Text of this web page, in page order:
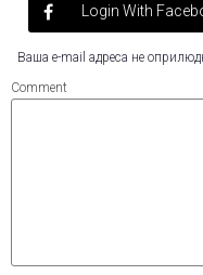
Login With
Ваша e-mail адреса не
Comment